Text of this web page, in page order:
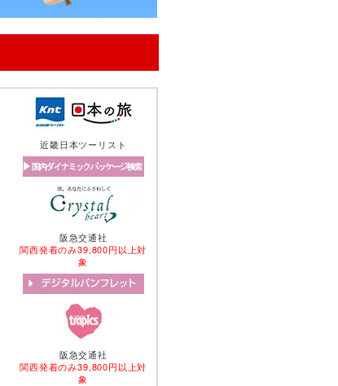
近畿日本ツーリスト
阪急交通社
関西発着のみ39,800円以上対
象
阪急交通社
関西発着のみ39,800円以上対
象